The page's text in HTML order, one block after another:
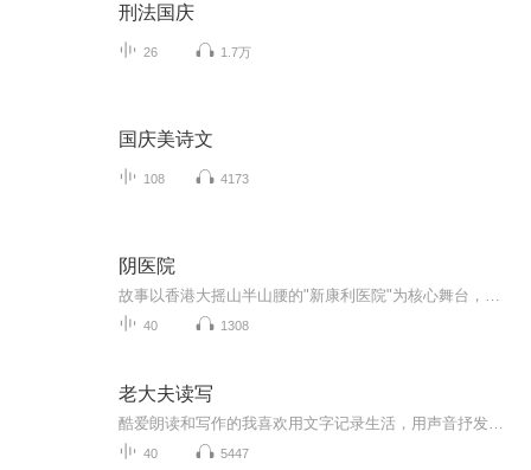
刑法国庆
26 1.7万
国庆美诗文
108 4173
阴医院
40 1308
老大夫读写
40 5447